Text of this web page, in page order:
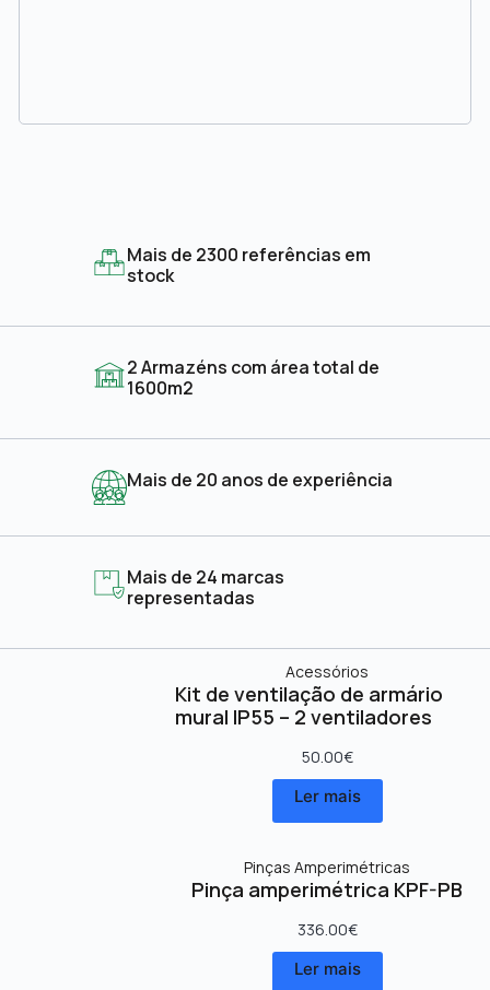
Mais de 2300 referências em
stock
2 Armazéns com área total de
1600m2
Mais de 20 anos de experiência
Mais de 24 marcas
representadas
Acessórios
Kit de ventilação de armário
mural IP55 – 2 ventiladores
50.00€
Ler mais
Pinças Amperimétricas
Pinça amperimétrica KPF-PB
336.00€
Ler mais